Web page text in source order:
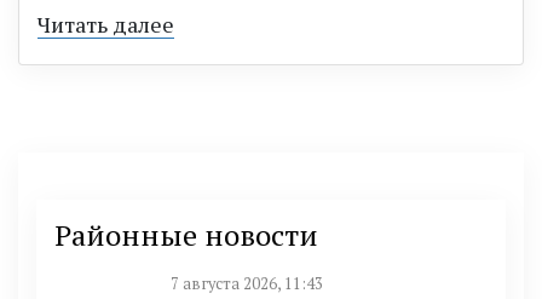
Читать далее
Районные новости
7 августа 2026, 11:43